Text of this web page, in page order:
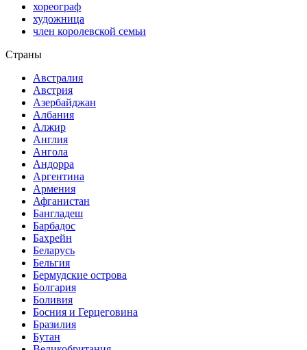
хореограф
художница
член королевской семьи
Страны
Австралия
Австрия
Азербайджан
Албания
Алжир
Англия
Ангола
Андорра
Аргентина
Армения
Афганистан
Бангладеш
Барбадос
Бахрейн
Беларусь
Бельгия
Бермудские острова
Болгария
Боливия
Босния и Герцеговина
Бразилия
Бутан